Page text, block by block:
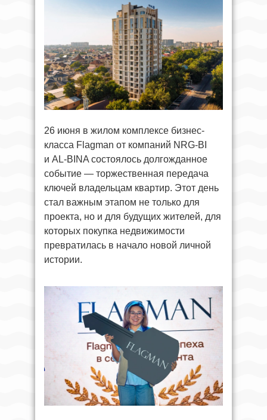
26 июня в жилом комплексе бизнес-
класса Flagman от компаний NRG-BI
и AL-BINA состоялось долгожданное
событие — торжественная передача
ключей владельцам квартир. Этот день
стал важным этапом не только для
проекта, но и для будущих жителей, для
которых покупка недвижимости
превратилась в начало новой личной
истории.